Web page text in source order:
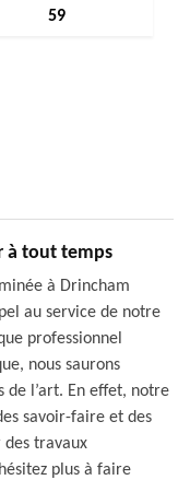
59
à tout temps
à Drincham
au service de notre
professionnel
nous saurons
de l’art. En effet, notre
savoir-faire et des
des travaux
plus à faire